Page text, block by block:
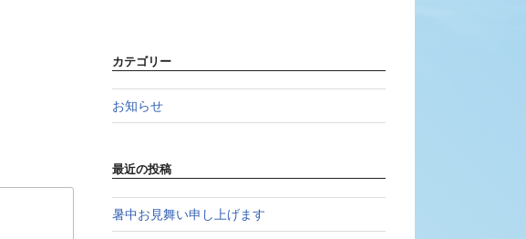
カテゴリー
お知らせ
最近の投稿
暑中お見舞い申し上げます